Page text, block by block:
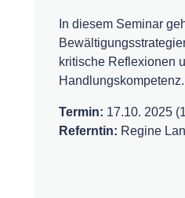
In diesem Seminar
kritische Reflexionen
Handlungskompetenz.
Termin: 17.10. 2025
Referntin: Regine